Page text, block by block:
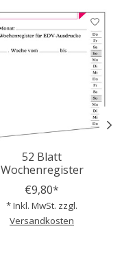
52 Blatt
Wochenregister
€9,80*
* Inkl. MwSt. zzgl.
Versandkosten